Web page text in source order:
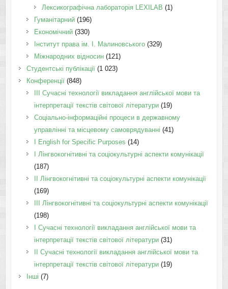
Лексикографічна лабораторія LEXILAB (1)
Гуманітарний(196)
Економічний(330)
Інститут права ім. І. Малиновського(329)
Міжнародних відносин(121)
Студентські публікації(1 023)
Конференції(848)
III Сучасні технології викладання англійської мови та
інтерпретації текстів світової літератури(19)
Соціально-інформаційні процеси в державному
управлінні та місцевому самоврядуванні (41)
І English for Specific Purposes (14)
I Лінгвокогнітивні та соціокультурні аспекти комунікації
(187)
IІ Лінгвокогнітивні та соціокультурні аспекти комунікації
(169)
IІI Лінгвокогнітивні та соціокультурні аспекти комунікації
(198)
I Cучасні технології викладання англійської мови та
інтерпретації текстів світової літератури(31)
II Cучасні технології викладання англійської мови та
інтерпретації текстів світової літератури(19)
Інші (7)